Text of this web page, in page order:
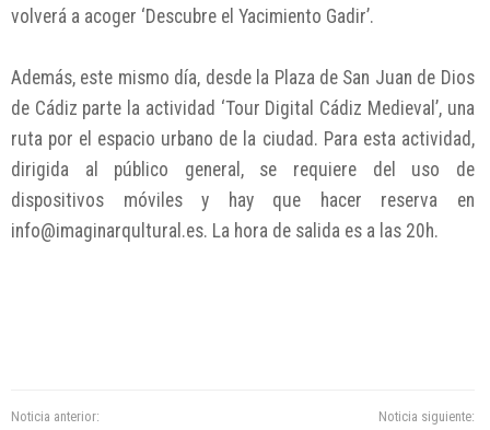
volverá a acoger ‘Descubre el Yacimiento Gadir’.
Además, este mismo día, desde la Plaza de San Juan de Dios
de Cádiz parte la actividad ‘Tour Digital Cádiz Medieval’, una
ruta por el espacio urbano de la ciudad. Para esta actividad,
dirigida al público general, se requiere del uso de
dispositivos móviles y hay que hacer reserva en
info@imaginarqultural.es. La hora de salida es a las 20h.
Noticia anterior: Noticia siguiente: